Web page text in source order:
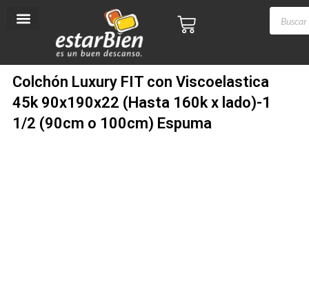
O TRANSFERENCIA - PAGÁ HASTA EN 6 CUOTAS
Cart
Colchón Luxury FIT con Viscoelastica
45k 90x190x22 (Hasta 160k x lado)-1
1/2 (90cm o 100cm) Espuma
Viscoelastica
90x190x22
160k
x
lado)-1
1/2
(90cm